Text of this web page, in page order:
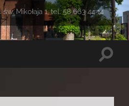
Mikołaja 1, tel. 58 663 44 14
Toggle